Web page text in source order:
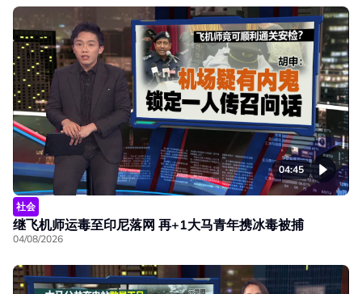
04:45
社会
继飞机师运毒至印尼落网 再+1大马青年携冰毒被捕
04/08/2026